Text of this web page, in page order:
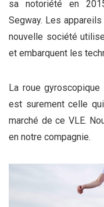
sa notoriété en
Segway. Les
nouvelle société
et embarquent les
La roue
est surement celle
marché de ce VLE.
en notre compagnie.